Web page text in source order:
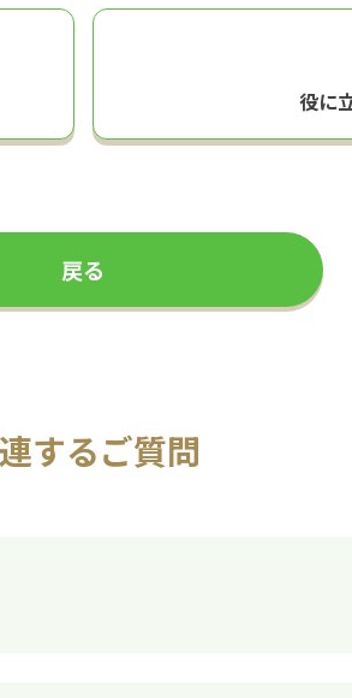
役に
戻る
するご質問